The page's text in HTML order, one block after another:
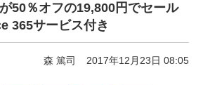
50％オフの19,800円でセール
365サービス付き
森 篤司 2017年12月23日 08:05